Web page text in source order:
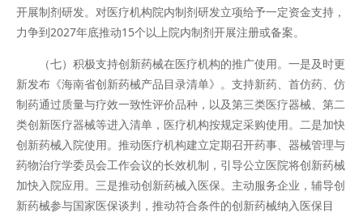
开展制剂研发。对医疗机构院内制剂研发立项给予一定资金支持，
力争到2027年底推动15个以上院内制剂开展注册或备案。
（七）积极支持创新药械在医疗机构的推广使用。一是及时更
新发布《海南省创新药械产品目录清单》。支持新药、首仿药、仿
制药通过质量与疗效一致性评价品种，以及第三类医疗器械、第二
类创新医疗器械等进入清单，医疗机构按规定采购使用。二是加快
创新药械入院使用。推动医疗机构建立定期召开药事、器械管理与
药物治疗学委员会工作会议的长效机制，引导公立医院将创新药械
加快入院应用。三是推动创新药械入医保。主动服务企业，辅导创
新药械参与国家医保谈判，推动符合条件的创新药械纳入医保目